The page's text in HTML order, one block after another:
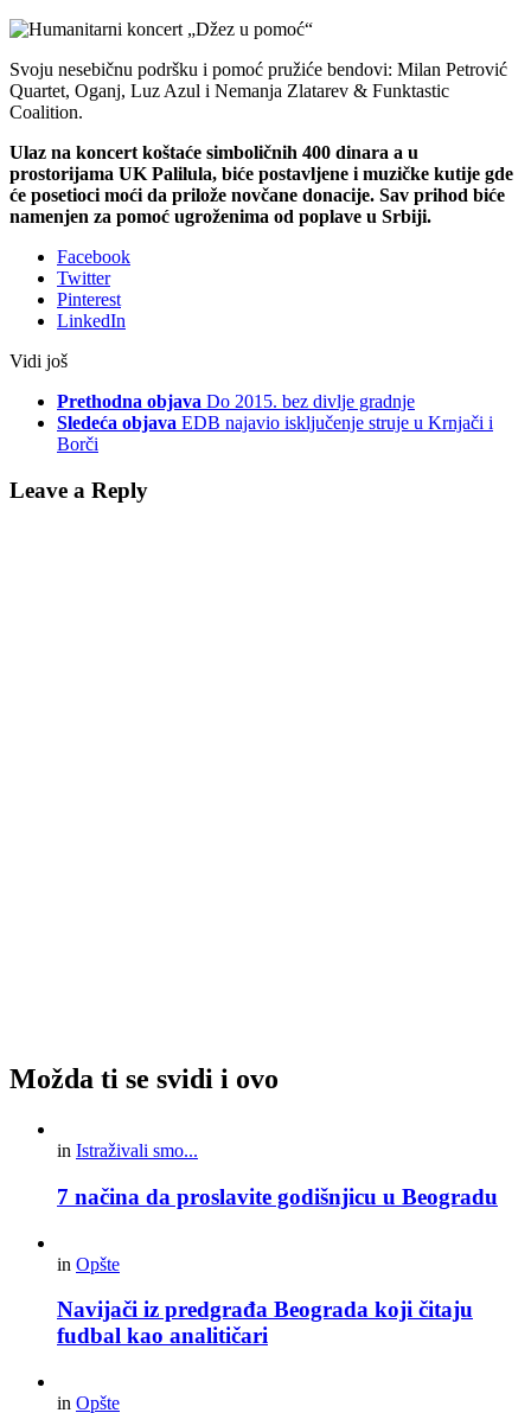
Svoju nesebičnu podršku i pomoć pružiće bendovi: Milan Petrović
Quartet, Oganj, Luz Azul i Nemanja Zlatarev & Funktastic
Coalition.
Ulaz na koncert koštaće simboličnih 400 dinara a u
prostorijama UK Palilula, biće postavljene i muzičke kutije gde
će posetioci moći da prilože novčane donacije. Sav prihod biće
namenjen za pomoć ugroženima od poplave u Srbiji.
Facebook
Twitter
Pinterest
LinkedIn
Vidi još
Prethodna objava Do 2015. bez divlje gradnje
Sledeća objava EDB najavio isključenje struje u Krnjači i
Borči
Leave a Reply
Možda ti se svidi i ovo
in Istraživali smo...
7 načina da proslavite godišnjicu u Beogradu
in Opšte
Navijači iz predgrađa Beograda koji čitaju
fudbal kao analitičari
in Opšte